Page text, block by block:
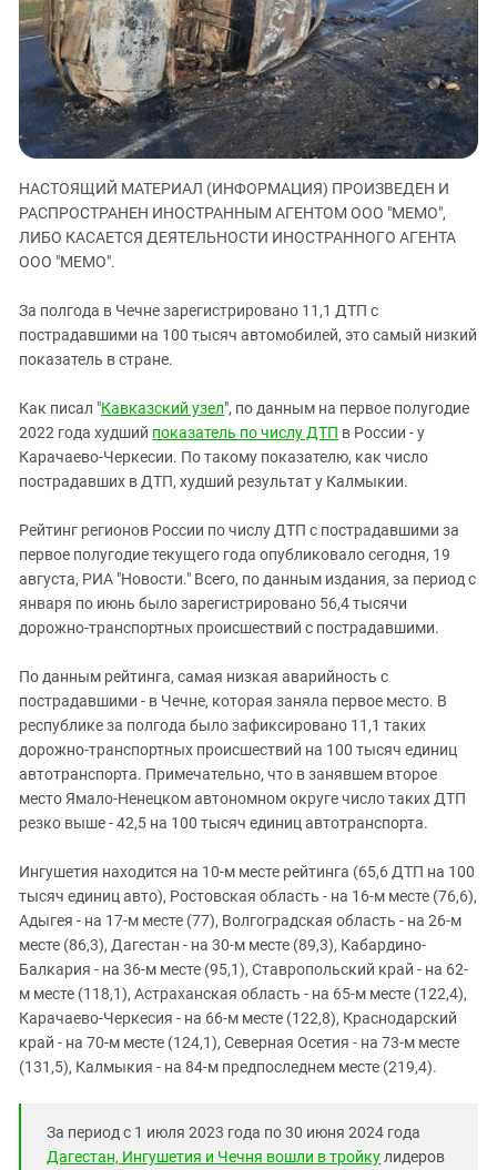
ЗАСТАВЛЯЕТ
КАВКАЗ ЗА ПАЛЕСТИНУ
ИНАКОМЫСЛИЕ В ЧЕЧНЕ
ПРЕСЛЕДОВАНИЕ АКТИВИСТОВ
МОБИЛИЗАЦИЯ И ПРОТЕСТЫ
Дагестан
Ингушетия
Кабардино-Балкария
Калмыкия
Карачаево-Черкесия
Краснодарский край
Российская Федерация
Северная Осетия - Алания
СКФО
Чечня
Южная Осетия
ЮФО
НАСТОЯЩИЙ МАТЕРИАЛ (ИНФОРМАЦИЯ) ПРОИЗВЕДЕН И
РАСПРОСТРАНЕН ИНОСТРАННЫМ АГЕНТОМ ООО "МЕМО",
ЛИБО КАСАЕТСЯ ДЕЯТЕЛЬНОСТИ ИНОСТРАННОГО АГЕНТА
ООО "МЕМО".
За полгода в Чечне зарегистрировано 11,1 ДТП с
пострадавшими на 100 тысяч автомобилей, это самый низкий
показатель в стране.
Как писал "Кавказский узел", по данным на первое полугодие
2022 года худший показатель по числу ДТП в России - у
Карачаево-Черкесии. По такому показателю, как число
пострадавших в ДТП, худший результат у Калмыкии.
Рейтинг регионов России по числу ДТП с пострадавшими за
первое полугодие текущего года опубликовало сегодня, 19
августа, РИА "Новости." Всего, по данным издания, за период с
января по июнь было зарегистрировано 56,4 тысячи
дорожно-транспортных происшествий с пострадавшими.
По данным рейтинга, самая низкая аварийность с
пострадавшими - в Чечне, которая заняла первое место. В
республике за полгода было зафиксировано 11,1 таких
дорожно-транспортных происшествий на 100 тысяч единиц
автотранспорта. Примечательно, что в занявшем второе
место Ямало-Ненецком автономном округе число таких ДТП
резко выше - 42,5 на 100 тысяч единиц автотранспорта.
Ингушетия находится на 10-м месте рейтинга (65,6 ДТП на 100
тысяч единиц авто), Ростовская область - на 16-м месте (76,6),
Адыгея - на 17-м месте (77), Волгоградская область - на 26-м
месте (86,3), Дагестан - на 30-м месте (89,3), Кабардино-
Балкария - на 36-м месте (95,1), Ставропольский край - на 62-
м месте (118,1), Астраханская область - на 65-м месте (122,4),
Карачаево-Черкесия - на 66-м месте (122,8), Краснодарский
край - на 70-м месте (124,1), Северная Осетия - на 73-м месте
(131,5), Калмыкия - на 84-м предпоследнем месте (219,4).
За период с 1 июля 2023 года по 30 июня 2024 года
Дагестан, Ингушетия и Чечня вошли в тройку лидеров